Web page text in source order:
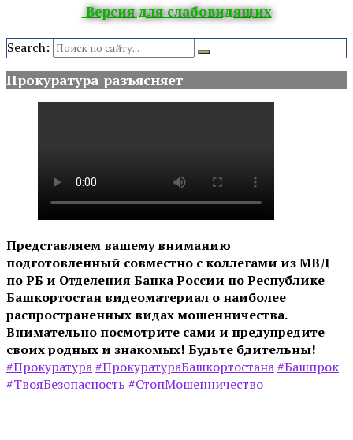
Версия для слабовидящих
Search:
Прокуратура разъясняет
Представляем вашему вниманию
подготовленный совместно с коллегами из МВД
по РБ и Отделения Банка России по Республике
Башкортостан видеоматериал о наиболее
распространенных видах мошенничества.
Внимательно посмотрите сами и предупредите
своих родных и знакомых! Будьте бдительны!
#Прокуратура#ПрокуратураБашкортостана#Башпрок
#ТвояБезопасность #СтопМошенничество